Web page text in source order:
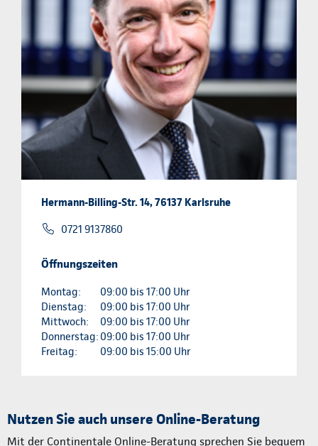
Hermann-Billing-Str. 14, 76137 Karlsruhe
0721 9137860
Öffnungszeiten
Montag:
09:00 bis 17:00 Uhr
Dienstag:
09:00 bis 17:00 Uhr
Mittwoch:
09:00 bis 17:00 Uhr
Donnerstag: 09:00 bis 17:00 Uhr
Freitag:
09:00 bis 15:00 Uhr
Nutzen Sie auch unsere Online-Beratung
Mit der Continentale Online-Beratung sprechen Sie bequem